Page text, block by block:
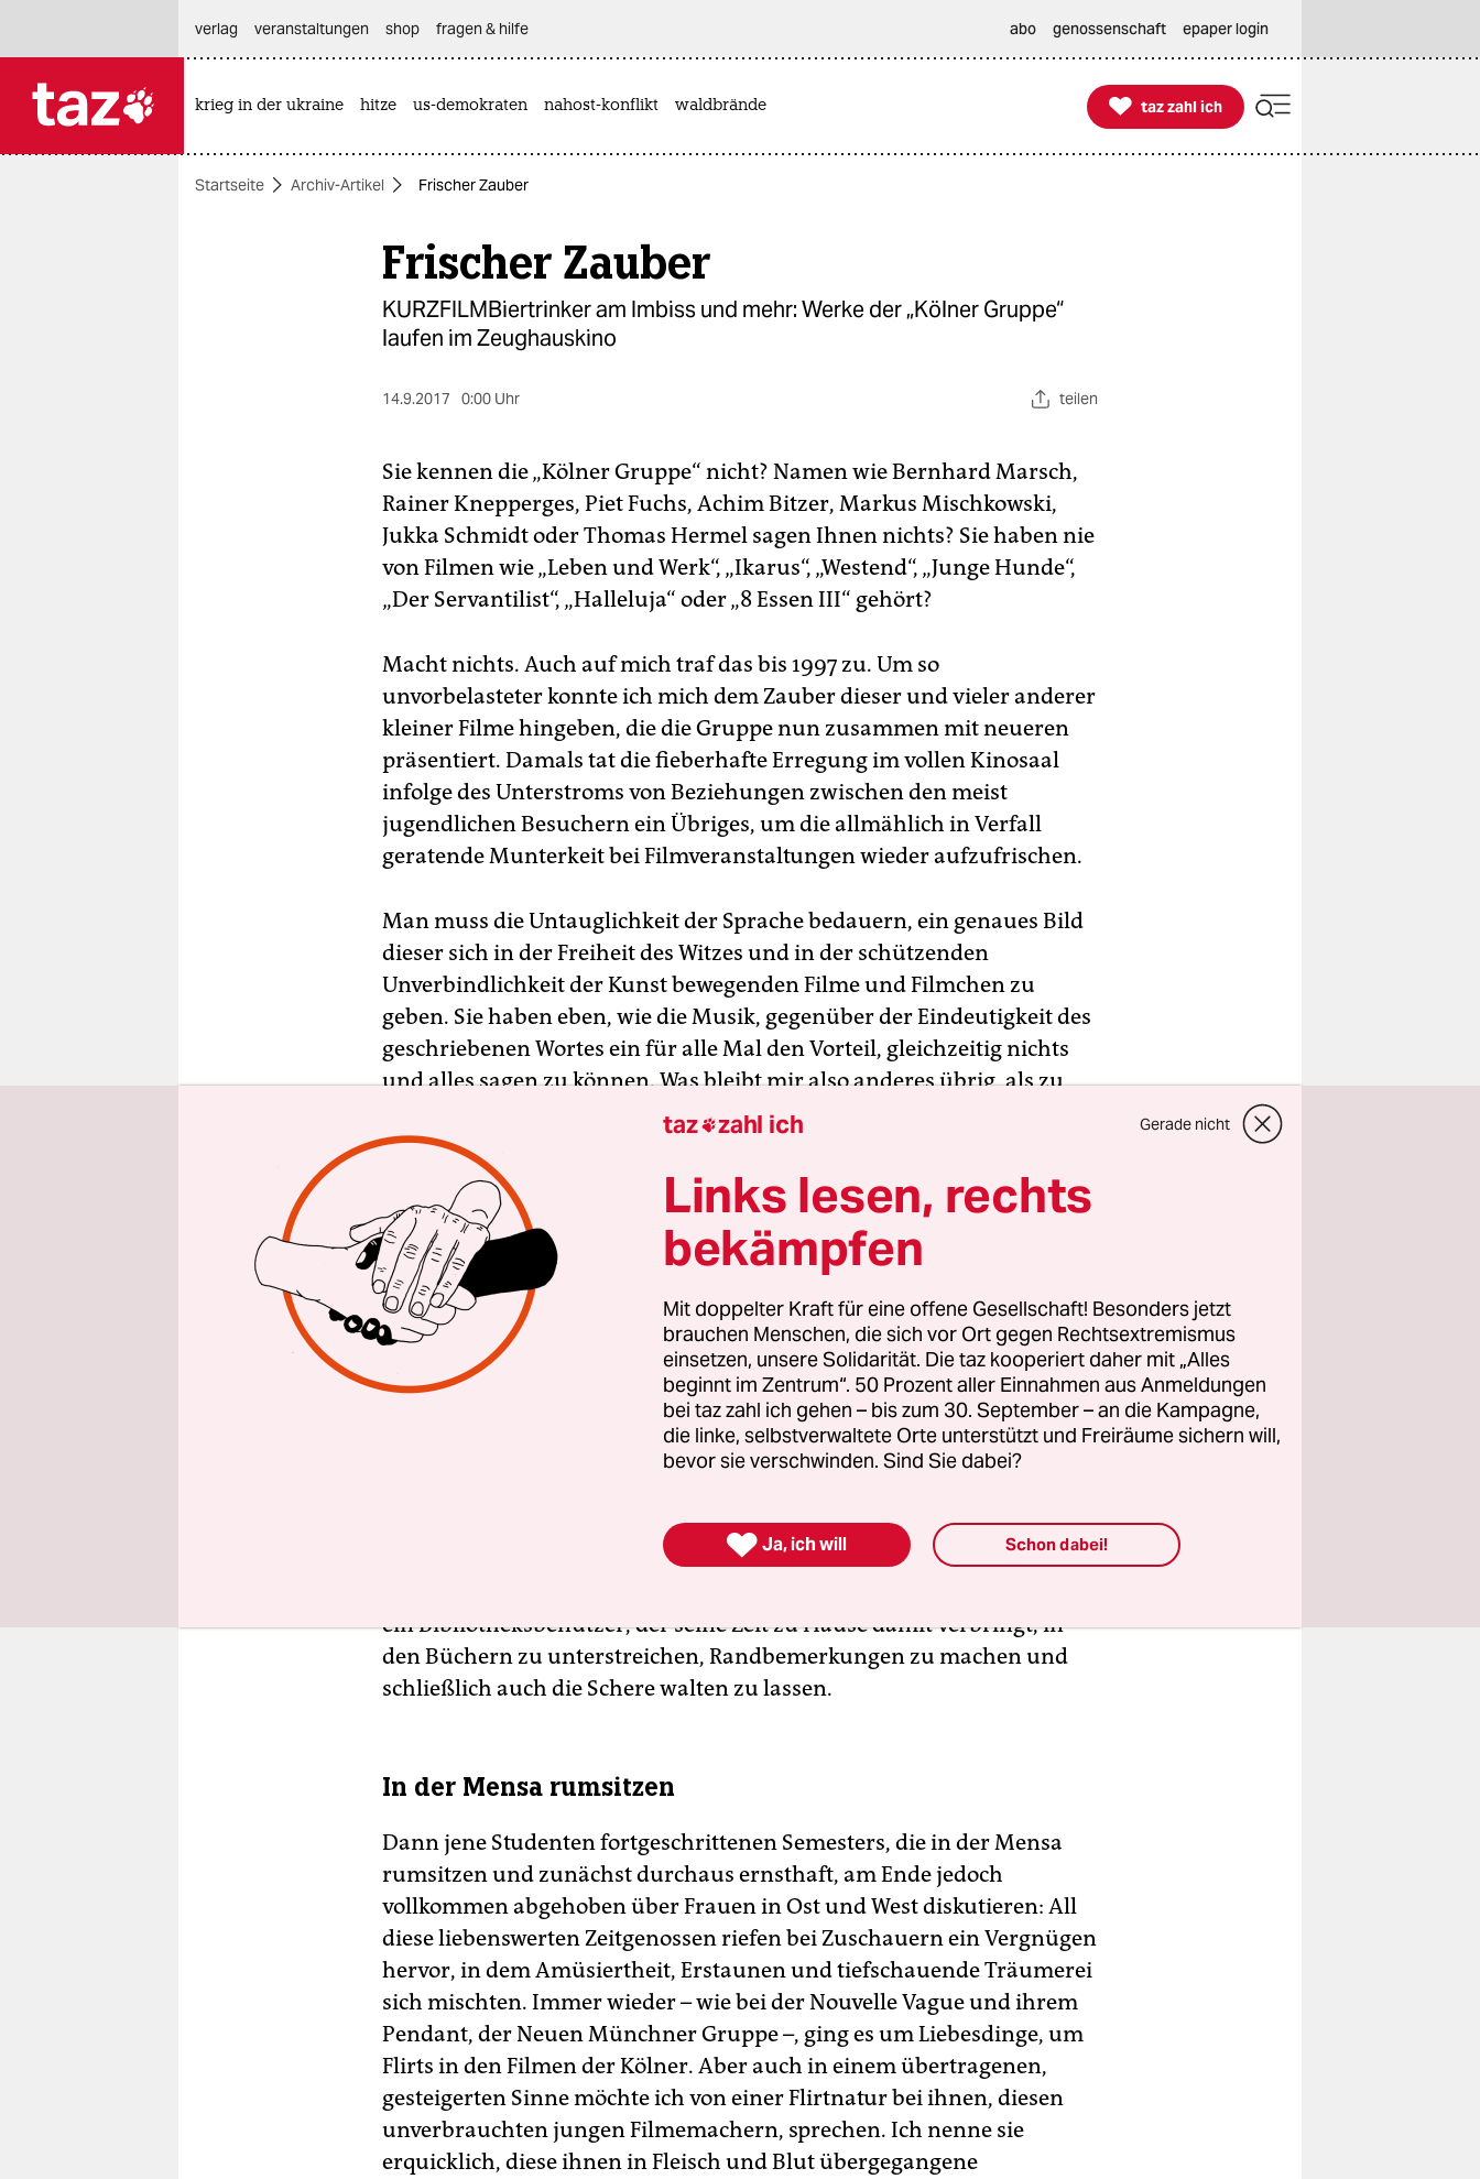
themen
verlag
veranstaltungen shop fragen & hilfe abo genossenschaft epaper login
krieg in der ukraine hitze us-demokraten nahost-konflikt waldbrände 
taz zahl ich
taz zahl ich
Startseite Archiv-Artikel Frischer Zauber
Frischer Zauber
KURZFILMBiertrinker am Imbiss und mehr: Werke der „Kölner Gruppe“
laufen im Zeughauskino
14.9.2017 0:00 Uhr teilen
Sie kennen die „Kölner Gruppe“ nicht? Namen wie Bernhard Marsch,
Rainer Knepperges, Piet Fuchs, Achim Bitzer, Markus Mischkowski,
Jukka Schmidt oder Thomas Hermel sagen Ihnen nichts? Sie haben nie
von Filmen wie „Leben und Werk“, „Ikarus“, „Westend“, „Junge Hunde“,
„Der Servantilist“, „Halleluja“ oder „8 Essen III“ gehört?
Macht nichts. Auch auf mich traf das bis 1997 zu. Um so
unvorbelasteter konnte ich mich dem Zauber dieser und vieler anderer
kleiner Filme hingeben, die die Gruppe nun zusammen mit neueren
präsentiert. Damals tat die fieberhafte Erregung im vollen Kinosaal
infolge des Unterstroms von Beziehungen zwischen den meist
jugendlichen Besuchern ein Übriges, um die allmählich in Verfall
geratende Munterkeit bei Filmveranstaltungen wieder aufzufrischen.
Man muss die Untauglichkeit der Sprache bedauern, ein genaues Bild
dieser sich in der Freiheit des Witzes und in der schützenden
Unverbindlichkeit der Kunst bewegenden Filme und Filmchen zu
geben. Sie haben eben, wie die Musik, gegenüber der Eindeutigkeit des
geschriebenen Wortes ein für alle Mal den Vorteil, gleichzeitig nichts
und alles sagen zu können. Was bleibt mir also anderes übrig, als zu
versuchen, das Gesehene und Gehörte durch das Gefühl zu
kennzeichnen, das es in mir erregte?
Vor allem sprach mich das unmittelbar Persönliche dieser kleinen
Meisterwerke an, das überhaupt nur in vagen Umrissen, ganz
gefühls-­ und ahnungsweise begriffen und gewertet werden kann.
Wenn je das Wort „sympathisch“ unentbehrlich gewesen ist zur
Kennzeichnung von Personen, dann für die der oben genannten Filme,
wobei Personen und Filme, Natur und Kunst, Dokument und Fiktion
ineinander übergehen und eins werden. Zwei Biertrinker, die an einer
Imbissbude die Zeit totschlagen und mit geliehenem Auto eine
Spritztour ins Kölner Umland machen; ein ausschließlich in
noch merkwürdigeren für ein bestimmtes Markengetränk
(„Jägermeister“) teilt; ein Sommertag im Freibad mit Turmspringen der
ein Bibliotheksbenutzer, der seine Zeit zu Hause damit verbringt, in
den Büchern zu unterstreichen, Randbemerkungen zu machen und
schließlich auch die Schere walten zu lassen.
In der Mensa rumsitzen
Dann jene Studenten fortgeschrittenen Semesters, die in der Mensa
rumsitzen und zunächst durchaus ernsthaft, am Ende jedoch
vollkommen abgehoben über Frauen in Ost und West diskutieren: All
diese liebenswerten Zeitgenossen riefen bei Zuschauern ein Vergnügen
hervor, in dem Amüsiertheit, Erstaunen und tiefschauende Träumerei
sich mischten. Immer wieder – wie bei der Nouvelle Vague und ihrem
Pendant, der Neuen Münchner Gruppe –, ging es um Liebesdinge, um
Flirts in den Filmen der Kölner. Aber auch in einem übertragenen,
gesteigerten Sinne möchte ich von einer Flirtnatur bei ihnen, diesen
unverbrauchten jungen Filmemachern, sprechen. Ich nenne sie
erquicklich, diese ihnen in Fleisch und Blut übergegangene
taz zahl ich Gerade nicht
Links lesen, rechts
bekämpfen
Mit doppelter Kraft für eine offene Gesellschaft! Besonders jetzt
brauchen Menschen, die sich vor Ort gegen Rechtsextremismus
einsetzen, unsere Solidarität. Die taz kooperiert daher mit „Alles
beginnt im Zentrum“. 50 Prozent aller Einnahmen aus Anmeldungen
bei taz zahl ich gehen – bis zum 30. September – an die Kampagne,
die linke, selbstverwaltete Orte unterstützt und Freiräume sichern will,
bevor sie verschwinden. Sind Sie dabei?
 Ja, ich will Schon dabei!